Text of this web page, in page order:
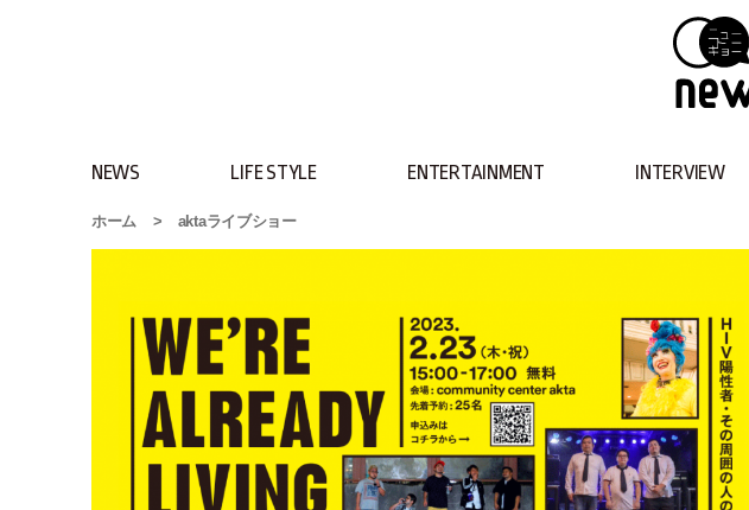
NEWS LIFE STYLE ENTERTAINMENT INTERVIEW
ホーム > aktaライブショー